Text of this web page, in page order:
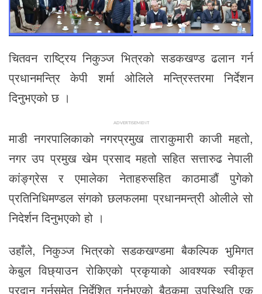
चितवन राष्ट्रिय निकुञ्ज भित्रको सडकखण्ड ढलान गर्न
प्रधानमन्त्रि केपी शर्मा ओलिले मन्त्रिस्तरमा निर्देशन
दिनुभएको छ ।
ADVERTISEMENT
माडी नगरपालिकाको नगरप्रमुख ताराकुमारी काजी महतो,
नगर उप प्रमुख खेम प्रसाद महतो सहित सत्तारुढ नेपाली
कांङ्ग्रेस र एमालेका नेताहरुसहित काठमाडौं पुगेको
प्रतिनिधिमण्डल संगको छलफलमा प्रधानमन्त्री ओलीले सो
निदेर्शन दिनुभएको हो ।
उहाँले, निकुञ्ज भित्रकाे सडकखण्डमा बैकल्पिक भुमिगत
केबुल विछ्याउन राेकिएकाे प्रकृयाकाे आवश्यक स्वीकृत
प्रदान गर्नसमेत निर्देशित गर्नुभएकाे बैठकमा उपस्थिति एक